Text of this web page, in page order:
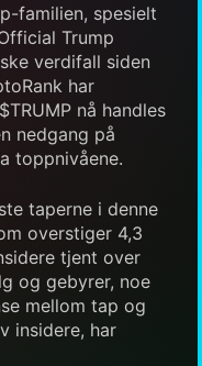
familien, spesielt
Trump
verdifall siden
har
nå handles
nedgang på
toppnivåene.
taperne i denne
overstiger 4,3
tjent over
og gebyrer, noe
mellom tap og
insidere, har